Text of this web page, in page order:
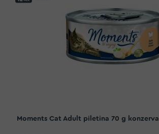
Moments Cat Adult piletina 70 g konzerva